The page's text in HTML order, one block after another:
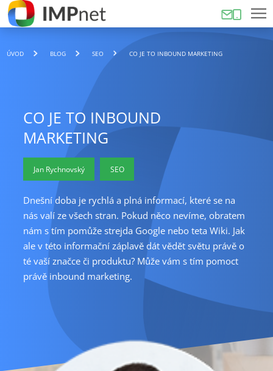
ÚVOD BLOG SEO CO JE TO INBOUND MARKETING
CO JE TO INBOUND
MARKETING
Jan Rychnovský SEO
Dnešní doba je rychlá a plná informací, které se na
nás valí ze všech stran. Pokud něco nevíme, obratem
nám s tím pomůže strejda Google nebo teta Wiki. Jak
ale v této informační záplavě dát vědět světu právě o
té vaší značce či produktu? Může vám s tím pomoct
právě inbound marketing.